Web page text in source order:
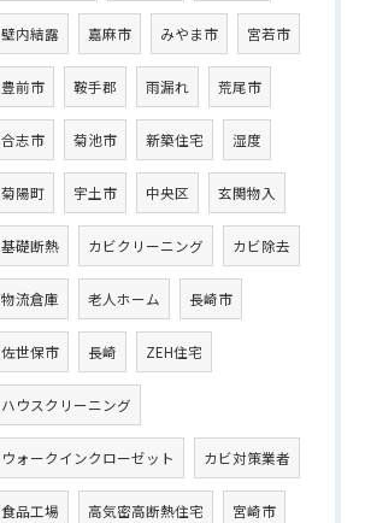
壁内結露 嘉麻市 みやま市 宮若市
豊前市 鞍手郡 雨漏れ 荒尾市
合志市 菊池市 新築住宅 湿度
菊陽町 宇土市 中央区 玄関物入
基礎断熱 カビクリーニング カビ除去
物流倉庫 老人ホーム 長崎市
佐世保市 長崎 ZEH住宅
ハウスクリーニング
ウォークインクローゼット カビ対策業者
食品工場 高気密高断熱住宅 宮崎市